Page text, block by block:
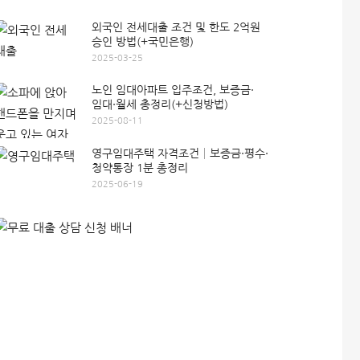
외국인 전세대출 조건 및 한도 2억원
승인 방법(+국민은행)
2025-03-25
노인 임대아파트 입주조건, 보증금·
임대·월세 총정리(+신청방법)
2025-08-11
영구임대주택 자격조건│보증금·평수·
청약통장 1분 총정리
2025-06-19